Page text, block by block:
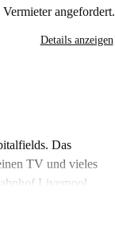
angefordert.
Details anzeigen
Das
TV und vieles
Liverpool
jedes Apartment